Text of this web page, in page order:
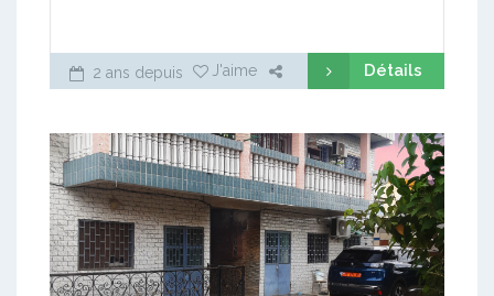
2 ans depuis J'aime Détails